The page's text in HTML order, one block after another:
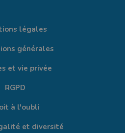
légales
générales
et vie privée
RGPD
à l'oubli
et diversité